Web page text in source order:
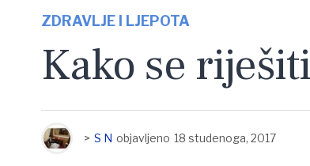
ZDRAVLJE I LJEPOTA
Kako se
> S N objavljeno 18 studenoga, 2017